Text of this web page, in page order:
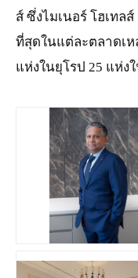
ส์ ซึ่งไมเนอร์ โฮเทล
ที่สุดในแต่ละตลาดเห
แห่งในยุโรป 25 แห่ง